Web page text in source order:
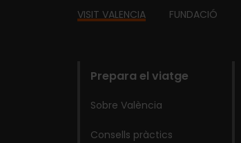
Footer
VISIT VALENCIA FUNDACIÓ
Prepara el viatge
Sobre València
Consells pràctics